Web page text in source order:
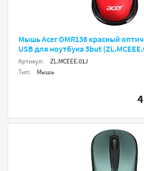
Мышь Acer OMR136 красный
USB для ноутбука 3but
Артикул:
ZL.MCEEE.01J
Тип:
Мышь